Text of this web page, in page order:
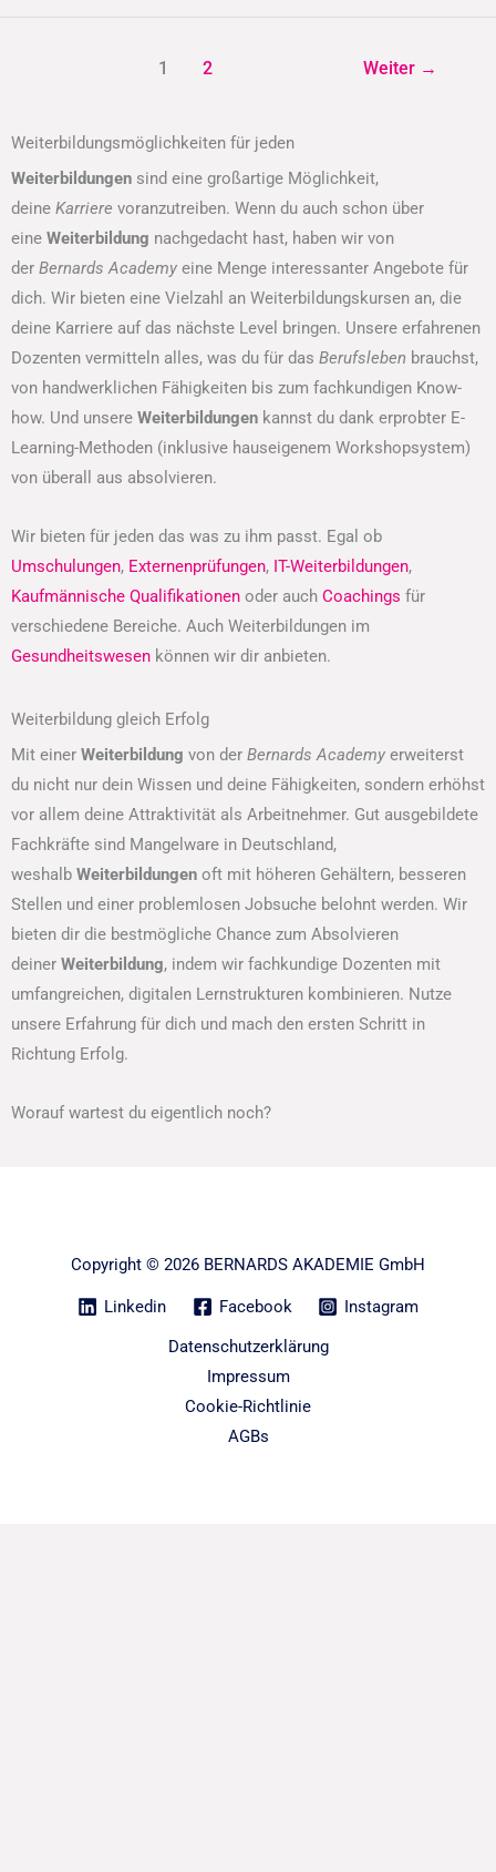
1 2 Weiter →
Weiterbildungsmöglichkeiten für jeden
Weiterbildungen sind eine großartige Möglichkeit,
deine Karriere voranzutreiben. Wenn du auch schon über
eine Weiterbildung nachgedacht hast, haben wir von
der Bernards Academy eine Menge interessanter Angebote für
dich. Wir bieten eine Vielzahl an Weiterbildungskursen an, die
deine Karriere auf das nächste Level bringen. Unsere erfahrenen
Dozenten vermitteln alles, was du für das Berufsleben brauchst,
von handwerklichen Fähigkeiten bis zum fachkundigen Know-
how. Und unsere Weiterbildungen kannst du dank erprobter E-
Learning-Methoden (inklusive hauseigenem Workshopsystem)
von überall aus absolvieren.
Wir bieten für jeden das was zu ihm passt. Egal ob
Umschulungen, Externenprüfungen, IT-Weiterbildungen,
Kaufmännische Qualifikationen oder auch Coachings für
verschiedene Bereiche. Auch Weiterbildungen im
Gesundheitswesen können wir dir anbieten.
Weiterbildung gleich Erfolg
Mit einer Weiterbildung von der Bernards Academy erweiterst
du nicht nur dein Wissen und deine Fähigkeiten, sondern erhöhst
vor allem deine Attraktivität als Arbeitnehmer. Gut ausgebildete
Fachkräfte sind Mangelware in Deutschland,
weshalb Weiterbildungen oft mit höheren Gehältern, besseren
Stellen und einer problemlosen Jobsuche belohnt werden. Wir
bieten dir die bestmögliche Chance zum Absolvieren
deiner Weiterbildung, indem wir fachkundige Dozenten mit
umfangreichen, digitalen Lernstrukturen kombinieren. Nutze
unsere Erfahrung für dich und mach den ersten Schritt in
Richtung Erfolg.
Worauf wartest du eigentlich noch?
Copyright © 2026 BERNARDS AKADEMIE GmbH
Linkedin Facebook
Instagram
Datenschutzerklärung
Impressum
Cookie-Richtlinie
AGBs